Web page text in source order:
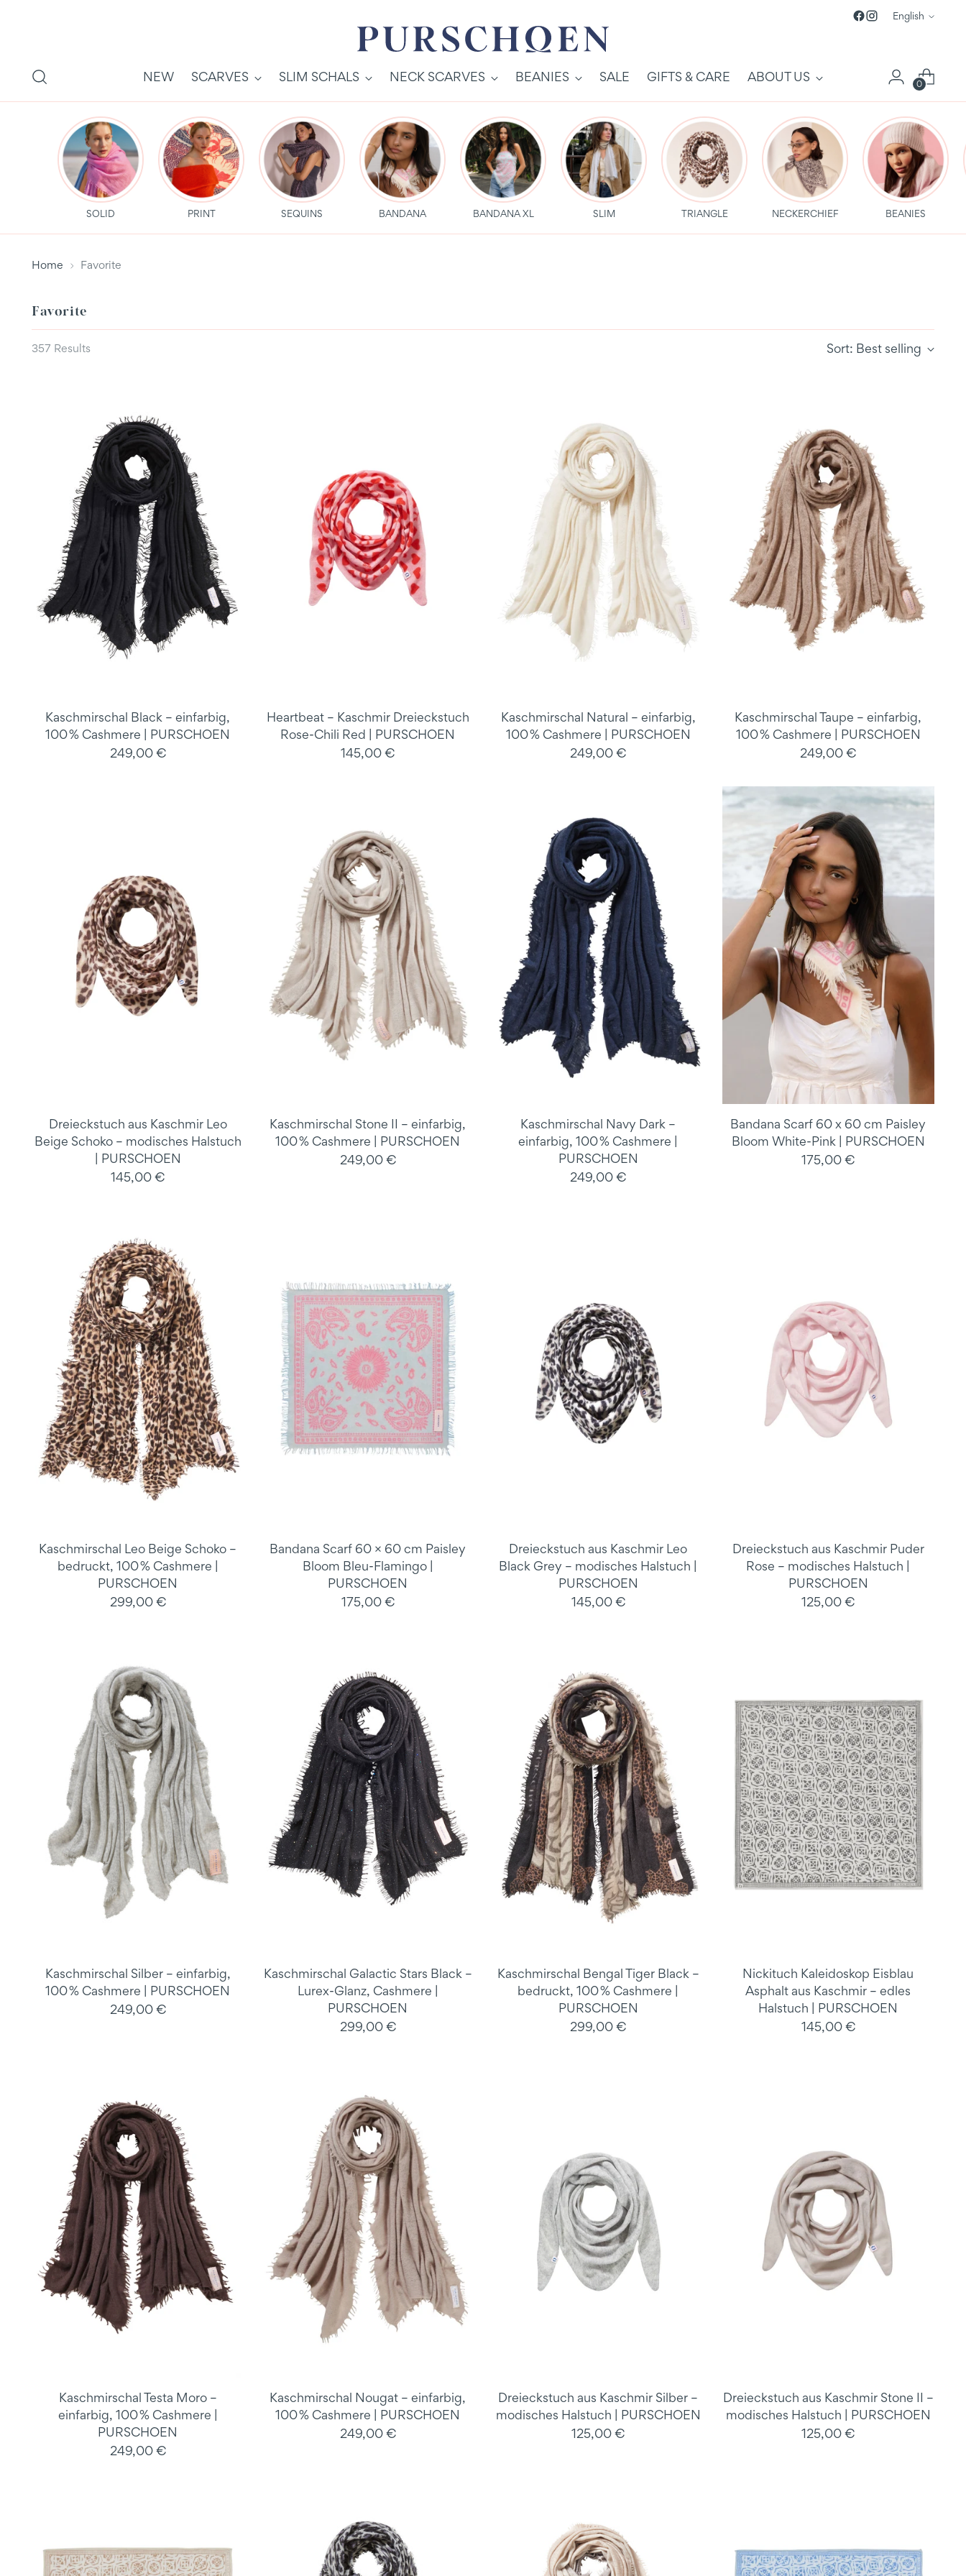
Language
English
NEW SCARVES SLIM SCHALS NECK SCARVES BEANIES SALE GIFTS & CARE ABOUT US 0
SOLID PRINT SEQUINS BANDANA BANDANA XL SLIM TRIANGLE NECKERCHIEF BEANIES
Home Favorite
Favorite
357 Results Sort: Best selling
Kaschmirschal Black – einfarbig,
100 % Cashmere | PURSCHOEN
249,00 €
Heartbeat – Kaschmir Dreieckstuch
Rose-Chili Red | PURSCHOEN
145,00 €
Kaschmirschal Natural – einfarbig,
100 % Cashmere | PURSCHOEN
249,00 €
Kaschmirschal Taupe – einfarbig,
100 % Cashmere | PURSCHOEN
249,00 €
Dreieckstuch aus Kaschmir Leo
Beige Schoko – modisches Halstuch
| PURSCHOEN
145,00 €
Kaschmirschal Stone II – einfarbig,
100 % Cashmere | PURSCHOEN
249,00 €
Kaschmirschal Navy Dark –
einfarbig, 100 % Cashmere |
PURSCHOEN
249,00 €
Bandana Scarf 60 x 60 cm Paisley
Bloom White-Pink | PURSCHOEN
175,00 €
Kaschmirschal Leo Beige Schoko –
bedruckt, 100 % Cashmere |
PURSCHOEN
299,00 €
Bandana Scarf 60 × 60 cm Paisley
Bloom Bleu-Flamingo |
PURSCHOEN
175,00 €
Dreieckstuch aus Kaschmir Leo
Black Grey – modisches Halstuch |
PURSCHOEN
145,00 €
Dreieckstuch aus Kaschmir Puder
Rose – modisches Halstuch |
PURSCHOEN
125,00 €
Kaschmirschal Silber – einfarbig,
100 % Cashmere | PURSCHOEN
249,00 €
Kaschmirschal Galactic Stars Black –
Lurex-Glanz, Cashmere |
PURSCHOEN
299,00 €
Kaschmirschal Bengal Tiger Black –
bedruckt, 100 % Cashmere |
PURSCHOEN
299,00 €
Nickituch Kaleidoskop Eisblau
Asphalt aus Kaschmir – edles
Halstuch | PURSCHOEN
145,00 €
Kaschmirschal Testa Moro –
einfarbig, 100 % Cashmere |
PURSCHOEN
249,00 €
Kaschmirschal Nougat – einfarbig,
100 % Cashmere | PURSCHOEN
249,00 €
Dreieckstuch aus Kaschmir Silber –
modisches Halstuch | PURSCHOEN
125,00 €
Dreieckstuch aus Kaschmir Stone II –
modisches Halstuch | PURSCHOEN
125,00 €